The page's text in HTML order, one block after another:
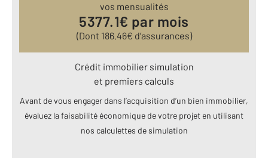
vos mensualités
5377.1€ par mois
(Dont 186.46€ d’assurances)
Crédit immobilier simulation
et premiers calculs
Avant de vous engager dans l’acquisition d’un bien immobilier,
évaluez la faisabilité économique de votre projet en utilisant
nos calculettes de simulation